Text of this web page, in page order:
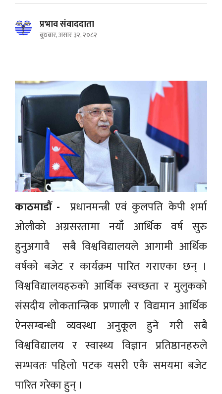
प्रभाव संवाददाता
बुधबार, असार ३२, २०८२
काठमाडौं - प्रधानमन्त्री एवं कुलपति केपी शर्मा
ओलीको अग्रसरतामा नयाँ आर्थिक वर्ष सुरु
हुनुअगावै सबै विश्वविद्यालयले आगामी आर्थिक
वर्षको बजेट र कार्यक्रम पारित गराएका छन् ।
विश्वविद्यालयहरुको आर्थिक स्वच्छता र मुलुकको
संसदीय लोकतान्त्रिक प्रणाली र विद्यमान आर्थिक
ऐनसम्बन्धी व्यवस्था अनुकूल हुने गरी सबै
विश्वविद्यालय र स्वास्थ्य विज्ञान प्रतिष्ठानहरुले
सम्भवतः पहिलो पटक यसरी एकै समयमा बजेट
पारित गरेका हुन् ।